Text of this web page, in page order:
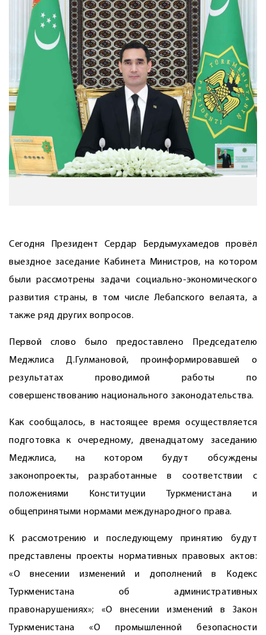
Сегодня Президент Сердар Бердымухамедов провёл
выездное заседание Кабинета Министров, на котором
были рассмотрены задачи социально-экономического
развития страны, в том числе Лебапского велаята, а
также ряд других вопросов.
Первой слово было предоставлено Председателю
Меджлиса Д.Гулмановой, проинформировавшей о
результатах проводимой работы по
совершенствованию национального законодательства.
Как сообщалось, в настоящее время осуществляется
подготовка к очередному, двенадцатому заседанию
Меджлиса, на котором будут обсуждены
законопроекты, разработанные в соответствии с
положения­ми Конституции Туркменистана и
общепринятыми нормами международного права.
К рассмотрению и последующему принятию будут
представлены проекты нормативных правовых актов:
«О внесении изменений и дополнений в Кодекс
Туркменистана об административных
правонарушениях»; «О внесении изменений в Закон
Туркменистана «О промышленной безопасности